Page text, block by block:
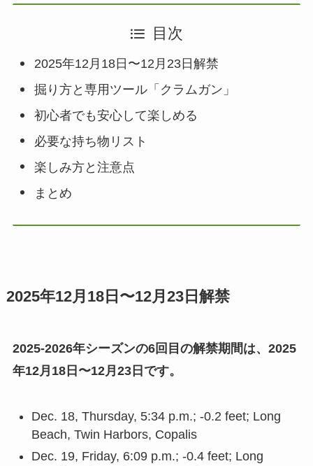
目次
2025年12月18日〜12月23日解禁
掘り方と専用ツール「クラムガン」
初心者でも安心して楽しめる
必要な持ち物リスト
楽しみ方と注意点
まとめ
2025年12月18日〜12月23日解禁
2025-2026年シーズンの6回目の解禁期間は、2025
年12月18日〜12月23日です。
Dec. 18, Thursday, 5:34 p.m.; -0.2 feet; Long
Beach, Twin Harbors, Copalis
Dec. 19, Friday, 6:09 p.m.; -0.4 feet; Long